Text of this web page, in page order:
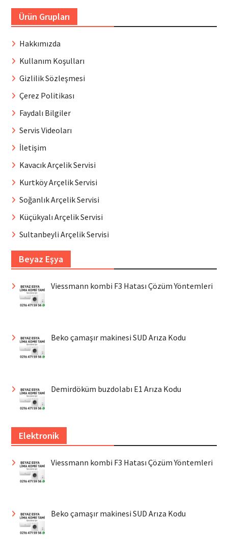
Ürün Grupları
Hakkımızda
Kullanım Koşulları
Gizlilik Sözleşmesi
Çerez Politikası
Faydalı Bilgiler
Servis Videoları
İletişim
Kavacık Arçelik Servisi
Kurtköy Arçelik Servisi
Soğanlık Arçelik Servisi
Küçükyalı Arçelik Servisi
Sultanbeyli Arçelik Servisi
Beyaz Eşya
Viessmann kombi F3 Hatası Çözüm Yöntemleri
Beko çamaşır makinesi SUD Arıza Kodu
Demirdöküm buzdolabı E1 Arıza Kodu
Elektronik
Viessmann kombi F3 Hatası Çözüm Yöntemleri
Beko çamaşır makinesi SUD Arıza Kodu